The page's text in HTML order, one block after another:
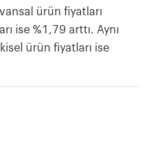
ürün fiyatları
ise %1,79 arttı. Aynı
ürün fiyatları ise